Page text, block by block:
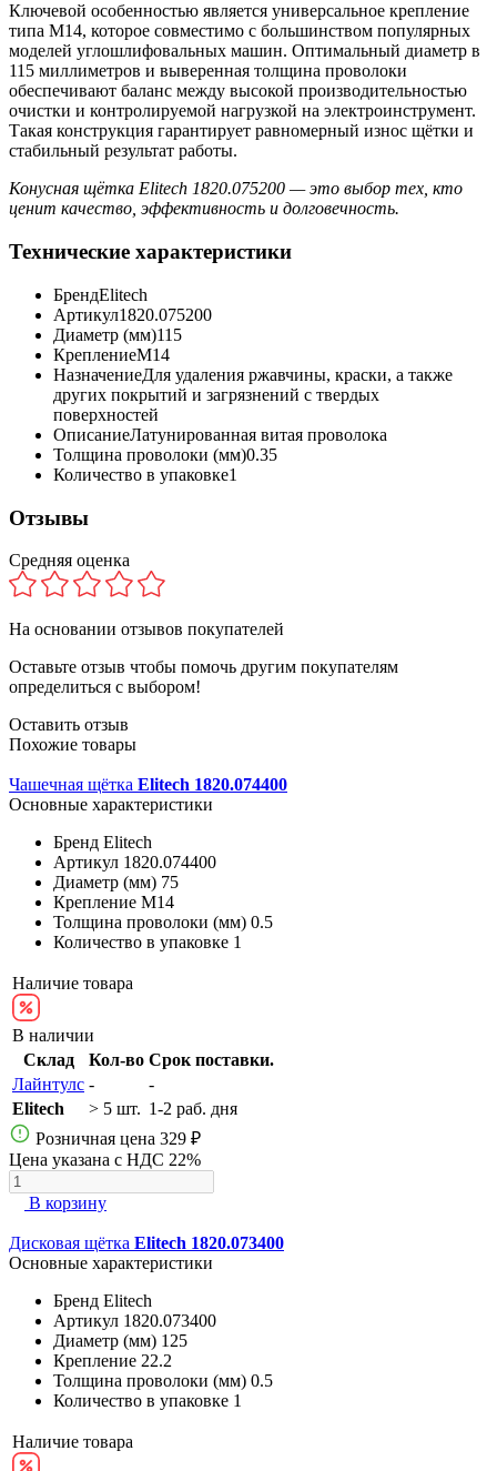
Ключевой особенностью является универсальное крепление
типа M14, которое совместимо с большинством популярных
моделей углошлифовальных машин. Оптимальный диаметр в
115 миллиметров и выверенная толщина проволоки
обеспечивают баланс между высокой производительностью
очистки и контролируемой нагрузкой на электроинструмент.
Такая конструкция гарантирует равномерный износ щётки и
стабильный результат работы.
Конусная щётка Elitech 1820.075200 — это выбор тех, кто
ценит качество, эффективность и долговечность.
Технические характеристики
БрендElitech
Артикул1820.075200
Диаметр (мм)115
КреплениеM14
НазначениеДля удаления ржавчины, краски, а также
других покрытий и загрязнений с твердых
поверхностей
ОписаниеЛатунированная витая проволока
Толщина проволоки (мм)0.35
Количество в упаковке1
Отзывы
Средняя оценка
На основании отзывов покупателей
Оставьте отзыв чтобы помочь другим покупателям
определиться с выбором!
Оставить отзыв
Похожие товары
Чашечная щётка Elitech 1820.074400
Основные характеристики
Бренд Elitech
Артикул 1820.074400
Диаметр (мм) 75
Крепление М14
Толщина проволоки (мм) 0.5
Количество в упаковке 1
Наличие товара
В наличии
Склад
Кол-во Срок поставки.
Лайнтулс -
-
Elitech
> 5 шт. 1-2 раб. дня
Розничная цена 329 ₽
Цена указана с НДС 22%
В корзину
Дисковая щётка Elitech 1820.073400
Основные характеристики
Бренд Elitech
Артикул 1820.073400
Диаметр (мм) 125
Крепление 22.2
Толщина проволоки (мм) 0.5
Количество в упаковке 1
Наличие товара